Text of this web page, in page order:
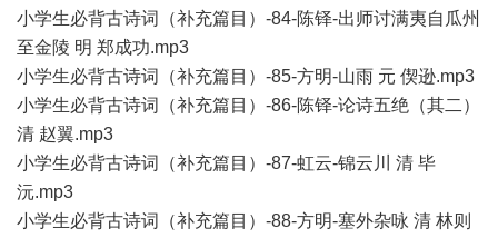
小学生必背古诗词（补充篇目）-84-陈铎-出师讨满夷自瓜州
至金陵 明 郑成功.mp3
小学生必背古诗词（补充篇目）-85-方明-山雨 元 偰逊.mp3
小学生必背古诗词（补充篇目）-86-陈铎-论诗五绝（其二）
清 赵翼.mp3
小学生必背古诗词（补充篇目）-87-虹云-锦云川 清 毕
沅.mp3
小学生必背古诗词（补充篇目）-88-方明-塞外杂咏 清 林则